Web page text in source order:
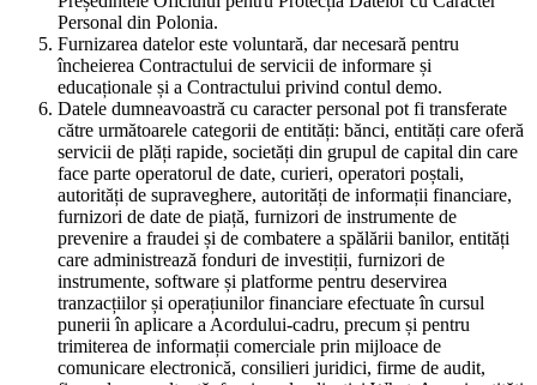
Personal din Polonia.
Furnizarea datelor este voluntară, dar necesară pentru
încheierea Contractului de servicii de informare și
educaționale și a Contractului privind contul demo.
Datele dumneavoastră cu caracter personal pot fi transferate
către următoarele categorii de entități: bănci, entități care oferă
servicii de plăți rapide, societăți din grupul de capital din care
face parte operatorul de date, curieri, operatori poștali,
autorități de supraveghere, autorități de informații financiare,
furnizori de date de piață, furnizori de instrumente de
prevenire a fraudei și de combatere a spălării banilor, entități
care administrează fonduri de investiții, furnizori de
instrumente, software și platforme pentru deservirea
tranzacțiilor și operațiunilor financiare efectuate în cursul
punerii în aplicare a Acordului-cadru, precum și pentru
trimiterea de informații comerciale prin mijloace de
comunicare electronică, consilieri juridici, firme de audit,